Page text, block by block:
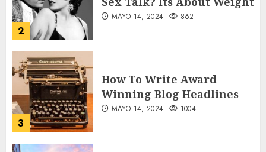
2
MAYO 14, 2024 862
3
How To Write Award
Winning Blog Headlines
MAYO 14, 2024 1004